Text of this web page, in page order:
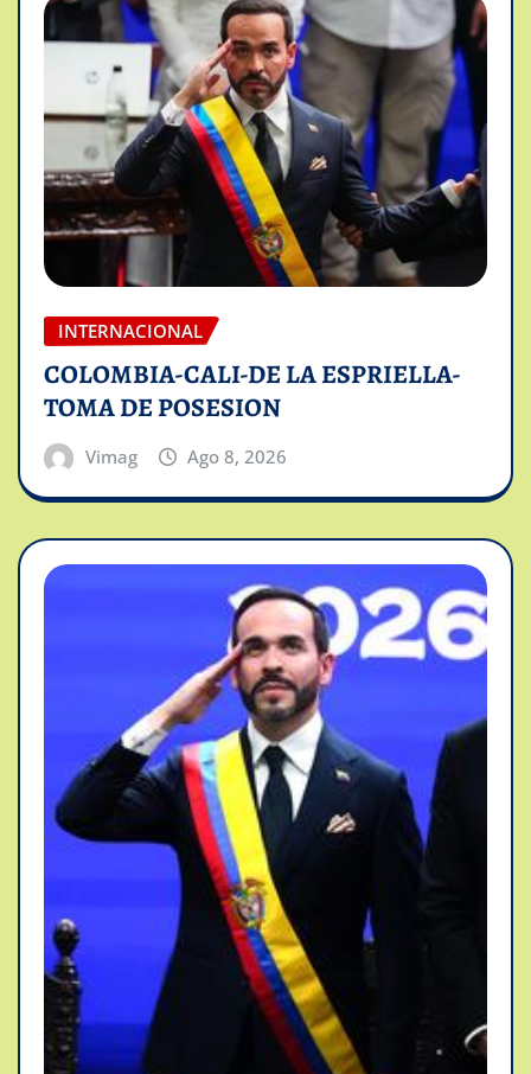
INTERNACIONAL
COLOMBIA-CALI-DE LA ESPRIELLA-
TOMA DE POSESION
Vimag Ago 8, 2026